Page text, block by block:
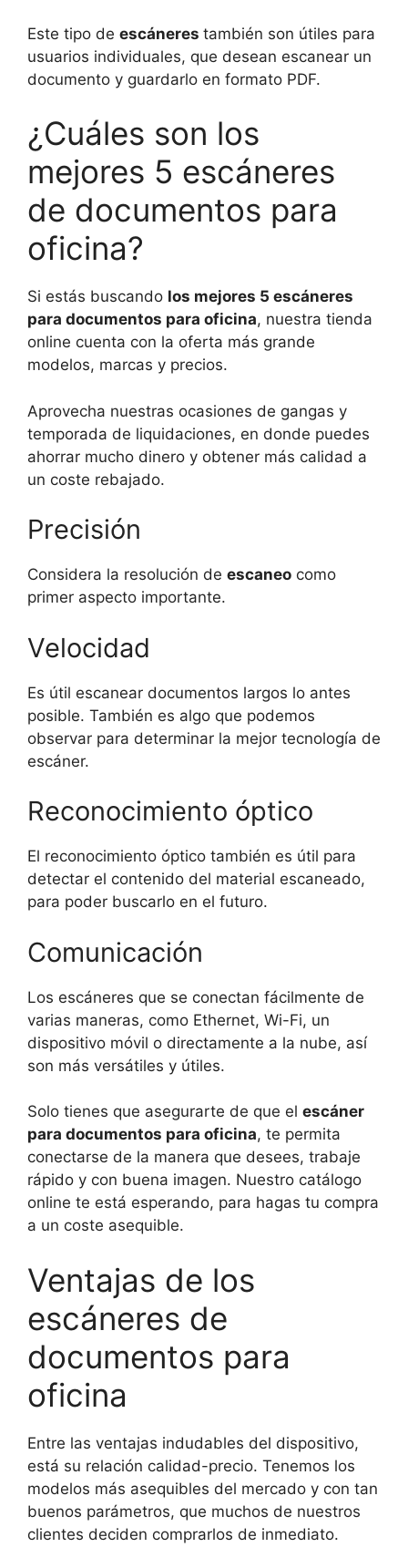
Este tipo de escáneres también son útiles para
usuarios individuales, que desean escanear un
documento y guardarlo en formato PDF.
¿Cuáles son los
mejores 5 escáneres
de documentos para
oficina?
Si estás buscando los mejores 5 escáneres
para documentos para oficina, nuestra tienda
online cuenta con la oferta más grande
modelos, marcas y precios.
Aprovecha nuestras ocasiones de gangas y
temporada de liquidaciones, en donde puedes
ahorrar mucho dinero y obtener más calidad a
un coste rebajado.
Precisión
Considera la resolución de escaneo como
primer aspecto importante.
Velocidad
Es útil escanear documentos largos lo antes
posible. También es algo que podemos
observar para determinar la mejor tecnología de
escáner.
Reconocimiento óptico
El reconocimiento óptico también es útil para
detectar el contenido del material escaneado,
para poder buscarlo en el futuro.
Comunicación
Los escáneres que se conectan fácilmente de
varias maneras, como Ethernet, Wi-Fi, un
dispositivo móvil o directamente a la nube, así
son más versátiles y útiles.
Solo tienes que asegurarte de que el escáner
para documentos para oficina, te permita
conectarse de la manera que desees, trabaje
rápido y con buena imagen. Nuestro catálogo
online te está esperando, para hagas tu compra
a un coste asequible.
Ventajas de los
escáneres de
documentos para
oficina
Entre las ventajas indudables del dispositivo,
está su relación calidad-precio. Tenemos los
modelos más asequibles del mercado y con tan
buenos parámetros, que muchos de nuestros
clientes deciden comprarlos de inmediato.